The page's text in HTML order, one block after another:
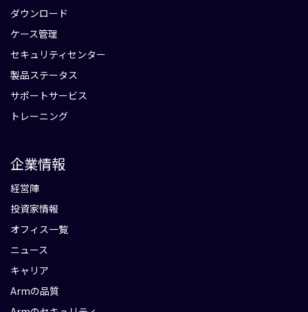
ダウンロード
ケース管理
セキュリティセンター
製品ステータス
サポートサービス
トレーニング
企業情報
経営陣
投資家情報
オフィス一覧
ニュース
キャリア
Armの品質